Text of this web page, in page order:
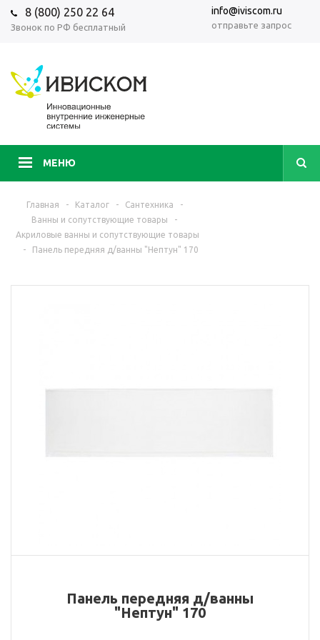
8 (800) 250 22 64
Звонок по РФ бесплатный
info@iviscom.ru
отправьте запрос
МЕНЮ
Главная - Каталог - Сантехника
-
Ванны и сопутствующие товары
-
Акриловые ванны и сопутствующие товары
-
Панель передняя д/ванны "Нептун" 170
Панель передняя д/ванны
"Нептун" 170